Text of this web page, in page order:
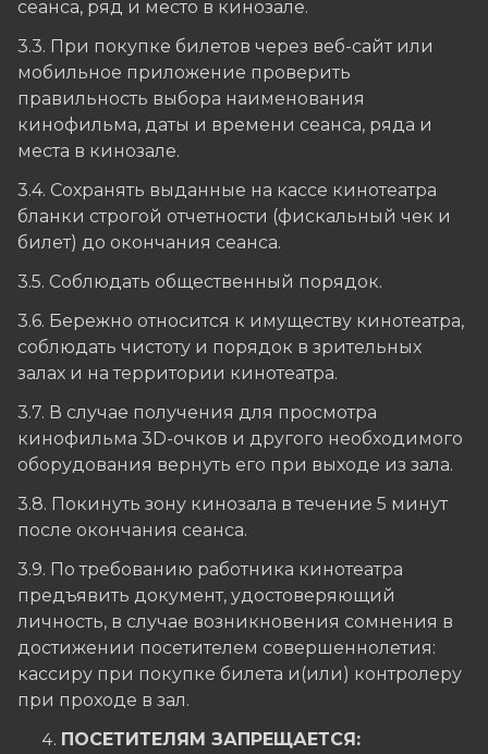
сеанса, ряд и место в кинозале.
3.3. При покупке билетов через веб-сайт или
мобильное приложение проверить
правильность выбора наименования
кинофильма, даты и времени сеанса, ряда и
места в кинозале.
3.4. Сохранять выданные на кассе кинотеатра
бланки строгой отчетности (фискальный чек и
билет) до окончания сеанса.
3.5. Соблюдать общественный порядок.
3.6. Бережно относится к имуществу кинотеатра,
соблюдать чистоту и порядок в зрительных
залах и на территории кинотеатра.
3.7. В случае получения для просмотра
кинофильма 3D-очков и другого необходимого
оборудования вернуть его при выходе из зала.
3.8. Покинуть зону кинозала в течение 5 минут
после окончания сеанса.
3.9. По требованию работника кинотеатра
предъявить документ, удостоверяющий
личность, в случае возникновения сомнения в
достижении посетителем совершеннолетия:
кассиру при покупке билета и(или) контролеру
при проходе в зал.
ПОСЕТИТЕЛЯМ ЗАПРЕЩАЕТСЯ: